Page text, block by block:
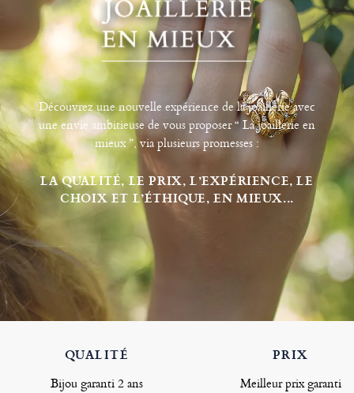
Découvrez une nouvelle expérience de la joaillerie avec
une envie ambitieuse de vous proposer “ La joaillerie en
mieux ”, via plusieurs promesses :
LA QUALITÉ, LE PRIX, L’EXPÉRIENCE, LE
CHOIX ET L’ÉTHIQUE, EN MIEUX...
QUALITÉ
Bijou garanti 2 ans
PRIX
Meilleur prix garanti